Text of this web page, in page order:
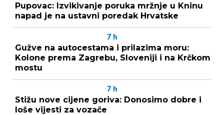
Pupovac: Izvikivanje poruka mržnje u Kninu
napad je na ustavni poredak Hrvatske
7 h
Gužve na autocestama i prilazima moru:
Kolone prema Zagrebu, Sloveniji i na Krčkom
mostu
7 h
Stižu nove cijene goriva: Donosimo dobre i
loše vijesti za vozače